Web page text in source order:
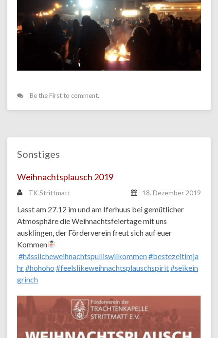
Be the First to comment.
Sonstiges
Weihnachtsplausch 2019
TK Strittmatt 18. Dezember 2019
Lasst am 27.12 im und am Iferhuus bei gemütlicher
Atmosphäre die Weihnachtsfeiertage mit uns
ausklingen, der Förderverein freut sich auf euer
Kommen
#hässlicheweihnachtspulliswilkommen#bestezeitimja
hr#hohoho #feelslikeweihnachtsplauschspirit#seikein
grinch